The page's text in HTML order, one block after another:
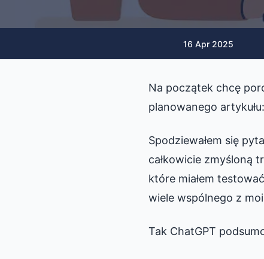
16 Apr 2025
Na początek chcę
planowanego
Spodziewałem się
całkowicie zmyśloną
które miałem
wiele wspólnego z
Tak ChatGPT